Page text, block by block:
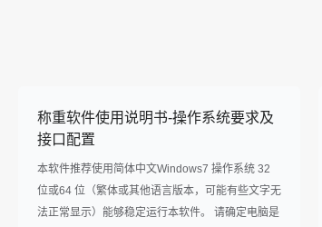
称重软件使用说明书-操作系统要求及
接口配置
本软件推荐使用简体中文Windows7 操作系统 32
位或64 位（繁体或其他语言版本，可能有些文字无
法正常显示）能够稳定运行本软件。 请确定电脑是